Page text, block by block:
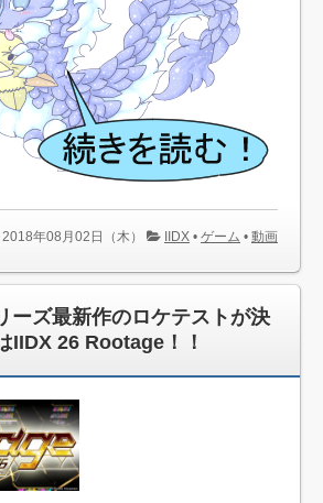
本終わる・・・・
『ナルティメットストームトリロジー』名
PV公開！
「大好きなお2人と3ショット幸せすぎて泣
獣装備が欲しくて光神獣を周回しまくっ
恋を唄う少女YU-NO」 あの膨大なシナリ
ード１枚に収まったと開発が報告
ら32年間強姦 父の子を3人産む
精二さんと元アニメ監督の山本寛さんが
に、一夏の（元）男友達が転入するようで
転）
命削りダイナミスト【遊戯王ADS】 デッ
2018年08月02日（木） IIDX • ゲーム • 動画
ーズ最新作のロケテストが決
IIDX 26 Rootage！！